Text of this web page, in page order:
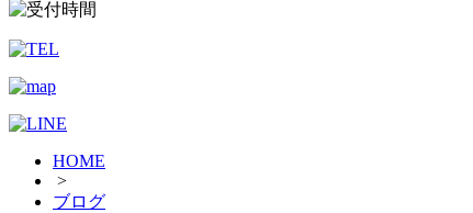
HOME
>
ブログ